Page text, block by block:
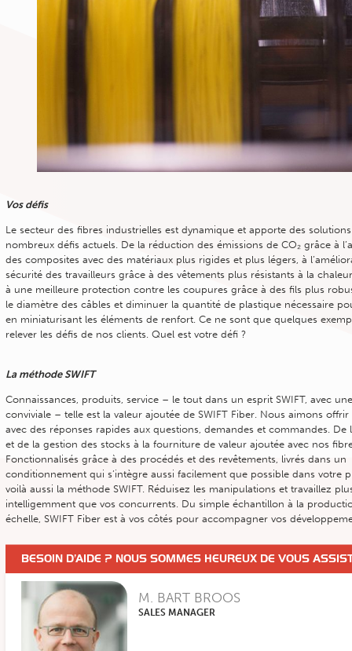
Vos défis
Le secteur des fibres industrielles est dynamique et apporte des
nombreux défis actuels. De la réduction des émissions de CO₂ grâce à
des composites avec des matériaux plus rigides et plus légers, à
sécurité des travailleurs grâce à des vêtements plus résistants à la
à une meilleure protection contre les coupures grâce à des fils plus
le diamètre des câbles et diminuer la quantité de plastique nécessaire
en miniaturisant les éléments de renfort. Ce ne sont que quelques
relever les défis de nos clients. Quel est votre défi ?
La méthode SWIFT
Connaissances, produits, service – le tout dans un esprit SWIFT, avec
conviviale – telle est la valeur ajoutée de SWIFT Fiber. Nous aimons offrir
avec des réponses rapides aux questions, demandes et commandes. De
et de la gestion des stocks à la fourniture de valeur ajoutée avec nos
Fonctionnalisés grâce à des procédés et des revêtements, livrés dans un
conditionnement qui s’intègre aussi facilement que possible dans votre
voilà aussi la méthode SWIFT. Réduisez les manipulations et travaillez
intelligemment que vos concurrents. Du simple échantillon à la
échelle, SWIFT Fiber est à vos côtés pour accompagner vos
BESOIN D’AIDE ? NOUS SOMMES HEUREUX DE VOUS
M. BART BROOS
SALES MANAGER